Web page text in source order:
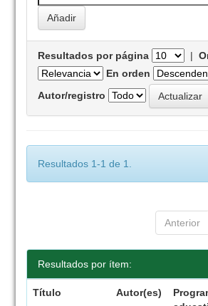
Resultados por página |
En orden
Autor/registro
Resultados 1-1 de 1.
Anterior
Resultados por ítem:
Título Autor(es)